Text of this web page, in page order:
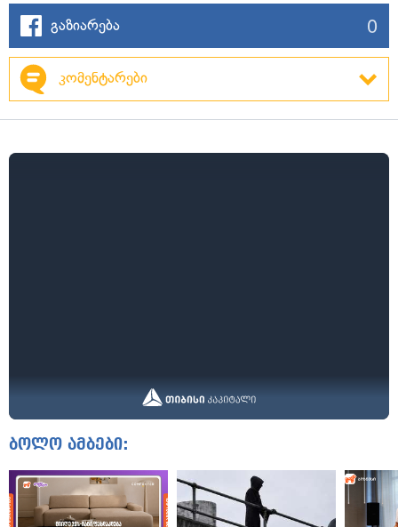
გაზიარება 0
კომენტარები
ბოლო ამბები: